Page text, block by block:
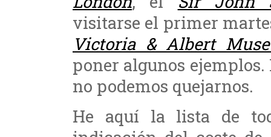
visitarse el primer
Victoria & Albert
poner algunos
no podemos quejarnos.
He aquí la lista de